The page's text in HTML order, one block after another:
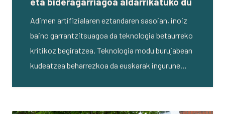
Adimen artifizialaren eztandaren sasoian, inoiz
baino garrantzitsuagoa da teknologia betaurreko
kritikoz begiratzea. Teknologia modu burujabean
kudeatzea beharrezkoa da euskarak ingurune…